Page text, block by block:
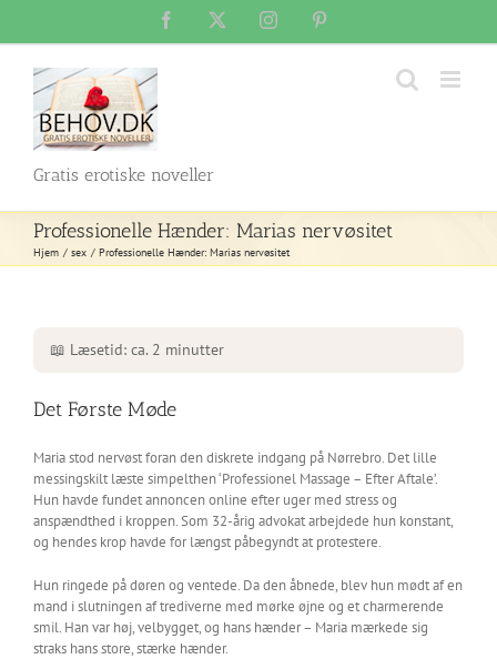
content
Facebook Instagram
Gratis erotiske noveller
Professionelle Hænder: Marias nervøsitet
Hjem sex Professionelle Hænder: Marias nervøsitet
📖 Læsetid: ca. 2 minutter
Det Første Møde
Maria stod nervøst foran den diskrete indgang på Nørrebro. Det lille
messingskilt læste simpelthen ‘Professionel Massage – Efter Aftale’.
Hun havde fundet annoncen online efter uger med stress og
anspændthed i kroppen. Som 32-årig advokat arbejdede hun konstant,
og hendes krop havde for længst påbegyndt at protestere.
Hun ringede på døren og ventede. Da den åbnede, blev hun mødt af en
mand i slutningen af trediverne med mørke øjne og et charmerende
smil. Han var høj, velbygget, og hans hænder – Maria mærkede sig
straks hans store, stærke hænder.